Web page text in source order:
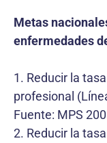
Metas
enfermedades
1. Reducir la
profesional
Fuente: MPS
2. Reducir la